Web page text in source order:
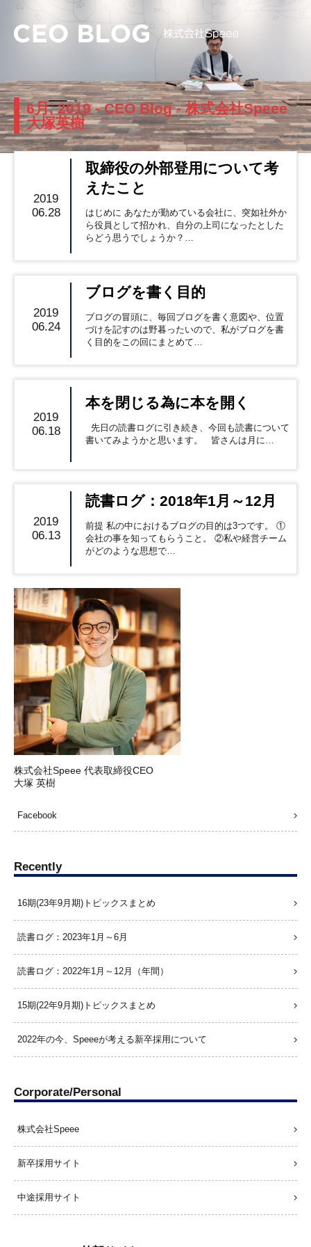
6月, 2019 - CEO Blog - 株式会社Speee
大塚英樹
2019
06.28
取締役の外部登用について考
えたこと
はじめに あなたが勤めている会社に、突如社外か
ら役員として招かれ、自分の上司になったとした
らどう思うでしょうか？…
2019
06.24
ブログを書く目的
ブログの冒頭に、毎回ブログを書く意図や、位置
づけを記すのは野暮ったいので、私がブログを書
く目的をこの回にまとめて…
2019
06.18
本を閉じる為に本を開く
先日の読書ログに引き続き、今回も読書について
書いてみようかと思います。 皆さんは月に…
2019
06.13
読書ログ：2018年1月～12月
前提 私の中におけるブログの目的は3つです。 ①
会社の事を知ってもらうこと。 ②私や経営チーム
がどのような思想で…
株式会社Speee 代表取締役CEO
大塚 英樹
Facebook
Recently
16期(23年9月期)トピックスまとめ
読書ログ：2023年1月～6月
読書ログ：2022年1月～12月（年間）
15期(22年9月期)トピックスまとめ
2022年の今、Speeeが考える新卒採用について
Corporate/Personal
株式会社Speee
新卒採用サイト
中途採用サイト